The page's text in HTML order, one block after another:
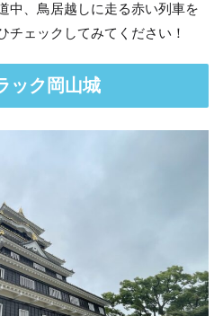
中、鳥居越しに走る赤い列車を
チェックしてみてください！
ック岡山城